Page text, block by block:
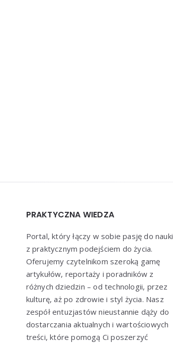
PRAKTYCZNA WIEDZA
Portal, który łączy w sobie pasję do nauki
z praktycznym podejściem do życia.
Oferujemy czytelnikom szeroką gamę
artykułów, reportaży i poradników z
różnych dziedzin – od technologii, przez
kulturę, aż po zdrowie i styl życia. Nasz
zespół entuzjastów nieustannie dąży do
dostarczania aktualnych i wartościowych
treści, które pomogą Ci poszerzyć